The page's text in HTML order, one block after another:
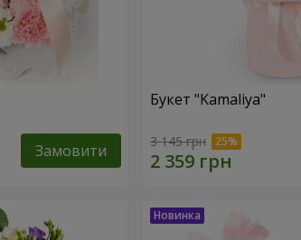
Замовити
Букет "Kamaliya"
3 145 грн